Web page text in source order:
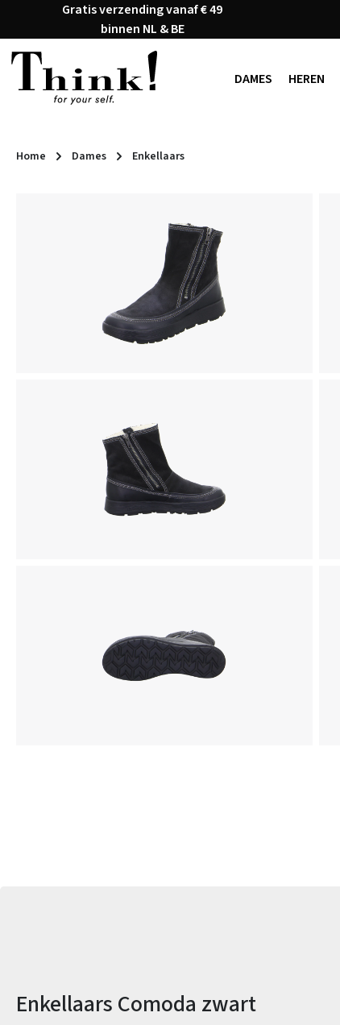
de hoofdinhoud
Ga naar de zoekopdracht
Ga naar de hoofdnavigatie
Gratis verzending vanaf € 49
binnen NL & BE
DAMES HEREN
Home Dames Enkellaars
Productinformatie
Enkellaars Comoda zwart